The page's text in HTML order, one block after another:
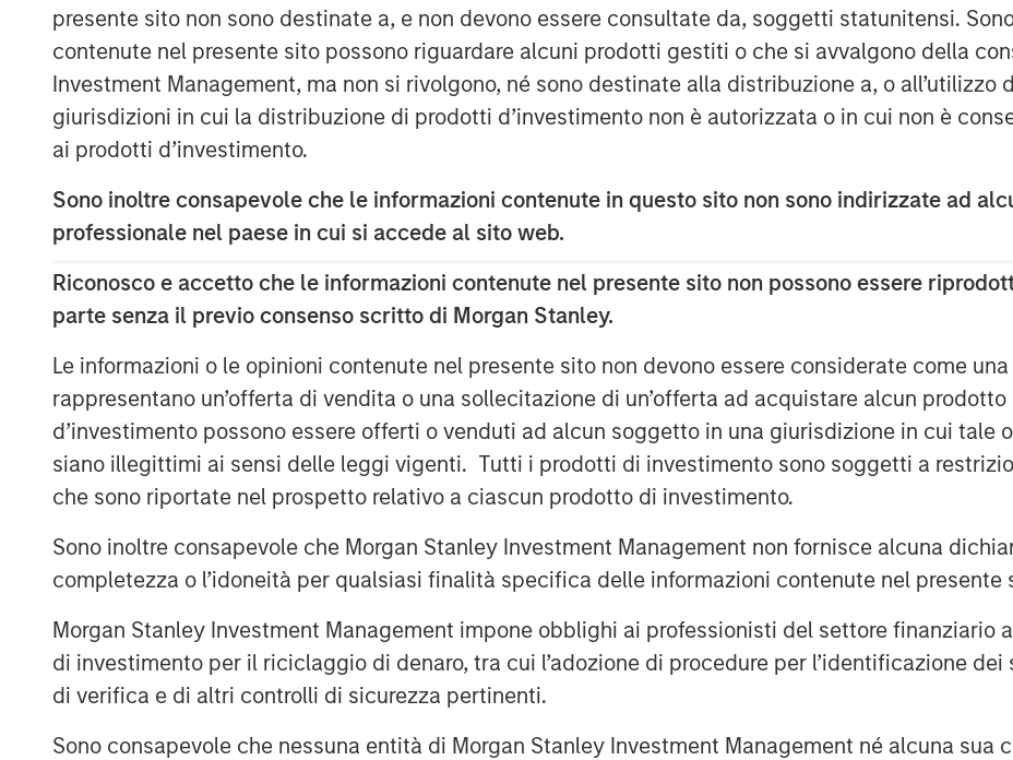
presente sito non sono destinate a, e non devono essere consultate da, soggetti statunitensi.
contenute nel presente sito possono riguardare alcuni prodotti gestiti o che si avvalgono della
Investment Management, ma non si rivolgono, né sono destinate alla distribuzione a, o
giurisdizioni in cui la distribuzione di prodotti d’investimento non è autorizzata o in cui non è
ai prodotti d’investimento.
Sono inoltre consapevole che le informazioni contenute in questo sito non sono indirizzate ad
professionale nel paese in cui si accede al sito web.
Riconosco e accetto che le informazioni contenute nel presente sito non possono essere
parte senza il previo consenso scritto di Morgan Stanley.
Le informazioni o le opinioni contenute nel presente sito non devono essere considerate come
rappresentano un’offerta di vendita o una sollecitazione di un’offerta ad acquistare alcun
d’investimento possono essere offerti o venduti ad alcun soggetto in una giurisdizione in cui tale
siano illegittimi ai sensi delle leggi vigenti. Tutti i prodotti di investimento sono soggetti a
che sono riportate nel prospetto relativo a ciascun prodotto di investimento.
Sono inoltre consapevole che Morgan Stanley Investment Management non fornisce alcuna
completezza o l’idoneità per qualsiasi finalità specifica delle informazioni contenute nel presente
Morgan Stanley Investment Management impone obblighi ai professionisti del settore finanziario
di investimento per il riciclaggio di denaro, tra cui l’adozione di procedure per l’identificazione
di verifica e di altri controlli di sicurezza pertinenti.
Sono consapevole che nessuna entità di Morgan Stanley Investment Management né alcuna sua
“We are pleased to acquire this facility in a highly strategic distribution
location, underscoring our continued strategy of securing key net lease
investments in core logistics markets,” said David Gross, Managing
Director at Morgan Stanley Real Estate Investing. “This facility in
particular is a critical asset for distribution and logistics needs in a
significant region of Southern California where both a lack of space and
regulatory hurdles present development constraints.”
The property is uniquely situated adjacent to LAX in West LA and
provides unparalleled distribution access to some of the region’s most
affluent communities including Santa Monica, Brentwood and Beverly
Hills, and their three million residents.
MSREI recently announced the sale leaseback of a 26-acre IOS facility in
Fontana, CA, for Oldcastle Infrastructure in November 2025. With this
West LA facility, MSREI has acquired approximately $1.5 billion of U.S.
industrial assets this year bringing its U.S. industrial portfolio to more
than 75 million square feet.
Commenting on the asset class, Will Milam, Head of U.S. Investments at
Morgan Stanley Real Estate Investing, said: “The rise of e-commerce has
fundamentally increased demand for well-located, modern logistics
assets which we believe are critical infrastructure for today’s economy